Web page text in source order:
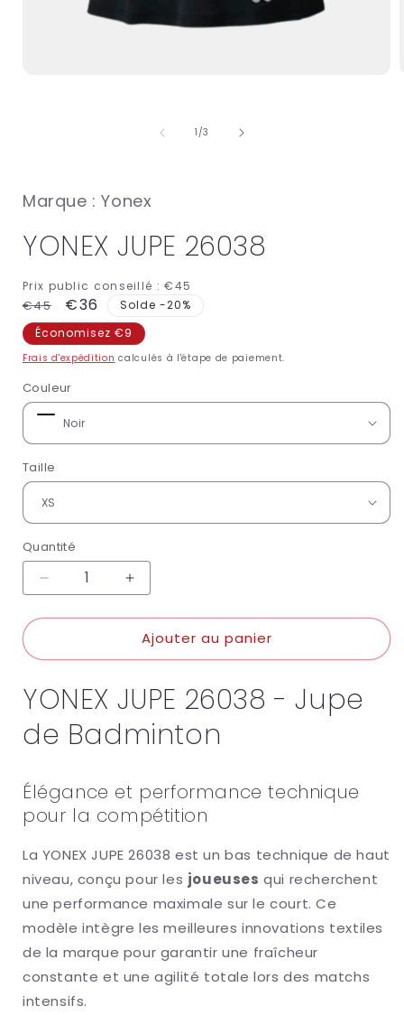
1 /de
3
Marque : Yonex
YONEX JUPE 26038
Prix public conseillé : €45
Prix
habituel
€45
Prix
promotionnel
€36
Solde -20%
Économisez €9
Frais d'expédition calculés à l'étape de paiement.
Couleur
Taille
Quantité
Réduire
quantité
YONEX
26038
Augmenter
quantité
de
YONEX
26038
Ajouter au panier
YONEX JUPE 26038 - Jupe
de Badminton
Élégance et performance technique
pour la compétition
La YONEX JUPE 26038 est un bas technique de haut
niveau, conçu pour les joueuses qui recherchent
une performance maximale sur le court. Ce
modèle intègre les meilleures innovations textiles
de la marque pour garantir une fraîcheur
constante et une agilité totale lors des matchs
intensifs.